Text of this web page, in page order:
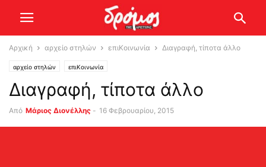
Αρχική αρχείο στηλών επιΚοινωνία Διαγραφή, τίποτα άλλο
αρχείο στηλών επιΚοινωνία
Διαγραφή, τίποτα άλλο
Από Μάριος Διονέλλης - 16 Φεβρουαρίου, 2015